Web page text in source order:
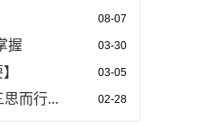
08-07
握 03-30
03-05
思而行... 02-28